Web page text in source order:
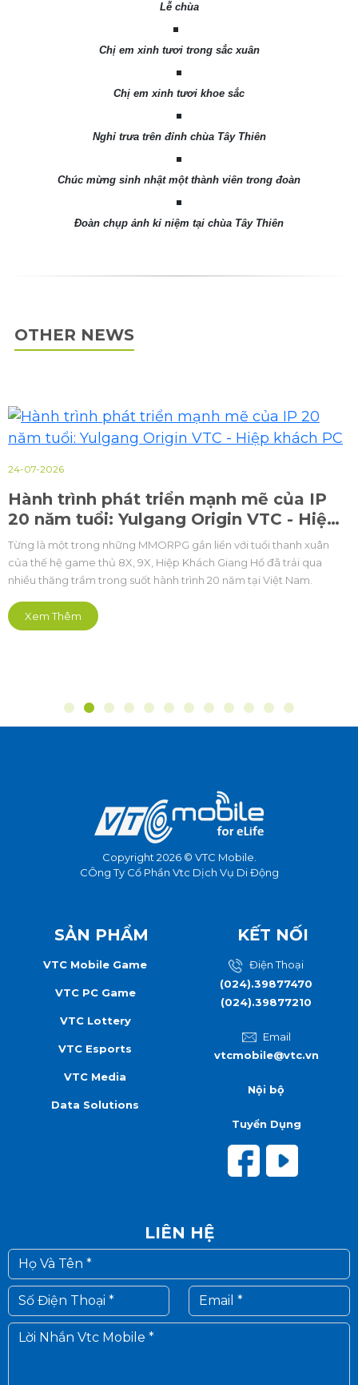
Lễ chùa
Chị em xinh tươi trong sắc xuân
Chị em xinh tươi khoe sắc
Nghỉ trưa trên đỉnh chùa Tây Thiên
Chúc mừng sinh nhật một thành viên trong đoàn
Đoàn chụp ảnh kỉ niệm tại chùa Tây Thiên
OTHER NEWS
24-07-2026
Hành trình phát triển mạnh mẽ của IP
20 năm tuổi: Yulgang Origin VTC - Hiệp
khách PC
Từng là một trong những MMORPG gắn liền với tuổi thanh xuân
của thế hệ game thủ 8X, 9X, Hiệp Khách Giang Hồ đã trải qua
nhiều thăng trầm trong suốt hành trình 20 năm tại Việt Nam.
Xem Thêm
Copyright 2026 © VTC Mobile.
CÔng Ty Cổ Phần Vtc Dịch Vụ Di Động
SẢN PHẨM
VTC Mobile Game
VTC PC Game
VTC Lottery
VTC Esports
VTC Media
Data Solutions
KẾT NỐI
Điện Thoại
(024).39877470
(024).39877210
Email
vtcmobile@vtc.vn
Nội bộ
Tuyển Dụng
LIÊN HỆ